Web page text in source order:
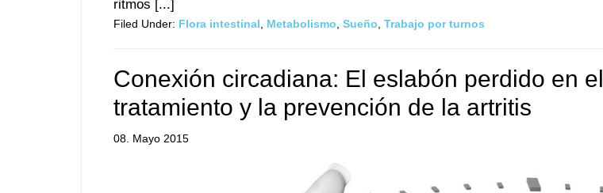
ritmos [...]
Filed Under: Flora intestinal Metabolismo Sueño Trabajo por turnos
Conexión circadiana: El eslabón perdido en el
tratamiento y la prevención de la artritis
08. Mayo 2015